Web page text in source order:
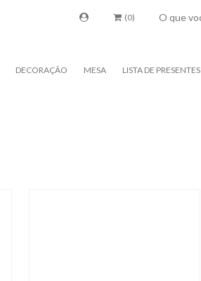
(0)
DECORAÇÃO MESA LISTA DE PRESENTES